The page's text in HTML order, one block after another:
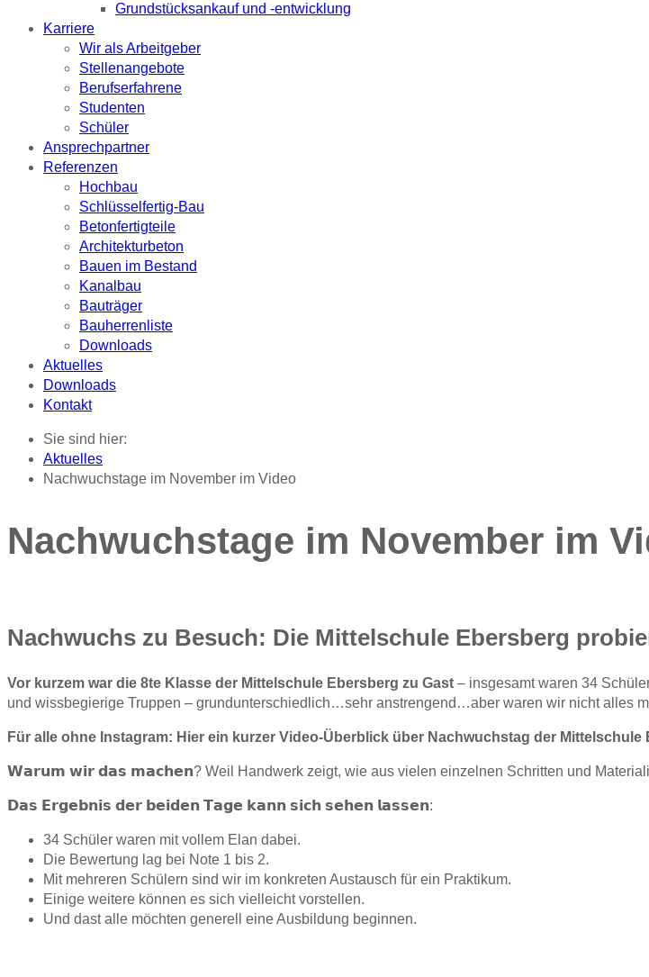
Grundstücksankauf und -entwicklung
Karriere
Wir als Arbeitgeber
Stellenangebote
Berufserfahrene
Studenten
Schüler
Ansprechpartner
Referenzen
Hochbau
Schlüsselfertig-Bau
Betonfertigteile
Architekturbeton
Bauen im Bestand
Kanalbau
Bauträger
Bauherrenliste
Downloads
Aktuelles
Downloads
Kontakt
Sie sind hier:
Aktuelles
Nachwuchstage im November im Video
Nachwuchstage im November im
Nachwuchs zu Besuch: Die Mittelschule Ebersberg
Vor kurzem war die 8te Klasse der Mittelschule Ebersberg zu Gast – insgesamt waren 34
und wissbegierige Truppen – grundunterschiedlich…sehr anstrengend…aber waren wir nicht alles
Für alle ohne Instagram: Hier ein kurzer Video-Überblick über Nachwuchstag der Mittelschule
𝗪𝗮𝗿𝘂𝗺 𝘄𝗶𝗿 𝗱𝗮𝘀 𝗺𝗮𝗰𝗵𝗲𝗻? Weil Handwerk zeigt, wie aus vielen einzelnen Schritten und
𝗗𝗮𝘀 𝗘𝗿𝗴𝗲𝗯𝗻𝗶𝘀 𝗱𝗲𝗿 𝗯𝗲𝗶𝗱𝗲𝗻 𝗧𝗮𝗴𝗲 𝗸𝗮𝗻𝗻 𝘀𝗶𝗰𝗵 𝘀𝗲𝗵𝗲𝗻 𝗹𝗮𝘀𝘀𝗲𝗻:
34 Schüler waren mit vollem Elan dabei.
Die Bewertung lag bei Note 1 bis 2.
Mit mehreren Schülern sind wir im konkreten Austausch für ein Praktikum.
Einige weitere können es sich vielleicht vorstellen.
Und dast alle möchten generell eine Ausbildung beginnen.